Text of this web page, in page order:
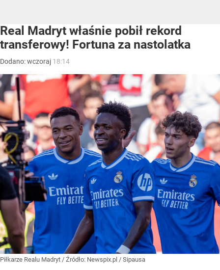
Real Madryt właśnie pobił rekord
transferowy! Fortuna za nastolatka
Dodano:wczoraj 18:14
Piłkarze Realu Madryt / Źródło: Newspix.pl / Sipausa